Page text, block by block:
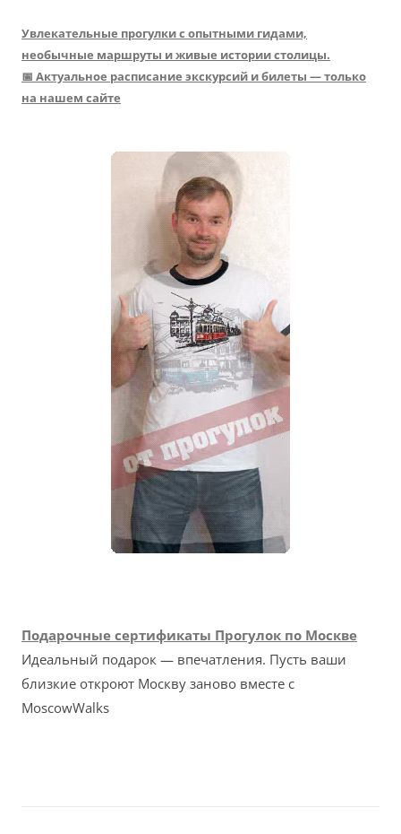
Увлекательные прогулки с опытными гидами,
необычные маршруты и живые истории столицы.
📅 Актуальное расписание экскурсий и билеты — только
на нашем сайте
Подарочные сертификаты Прогулок по Москве
Идеальный подарок — впечатления. Пусть ваши
близкие откроют Москву заново вместе с
MoscowWalks